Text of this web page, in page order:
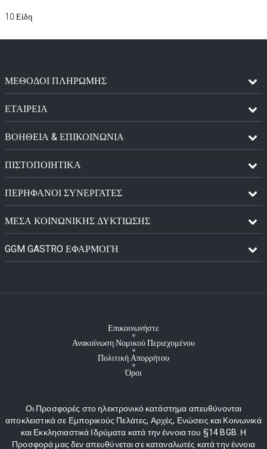
10 Είδη
ΜΈΘΟΔΟΙ ΠΛΗΡΩΜΉΣ
ΕΤΑΙΡΕΙΑ
ΒΟΗΘΕΙΑ & ΕΠΙΚΟΙΝΩΝΙΑ
ΠΙΣΤΟΠΟΙΗΤΙΚΆ
ΠΕΡΉΦΑΝΟΙ ΣΥΝΕΡΓΆΤΕΣ
ΜΈΣΑ ΚΟΙΝΩΝΙΚΉΣ ΔΥΚΤΊΩΣΗΣ
GGM GASTRO ΕΦΑΡΜΟΓΉ
Επικοινωνήστε
Ανακοίνωση Νομικού Περιεχομένου
Πολιτική Απορρήτου
Όροι
Οι Προσφορές στο ηλεκτρονικό κατάστημα απευθύνονται
αποκλειστικά σε Εμπορικούς Πελάτες, Αρχές, Ενώσεις και Κοινωνικά
και Εκκλησιαστικά Ιδρύματα κατά την έννοια του §14 BGB. Η
Προσφορά μας δεν απευθύνεται σε καταναλωτές κατά την έννοια